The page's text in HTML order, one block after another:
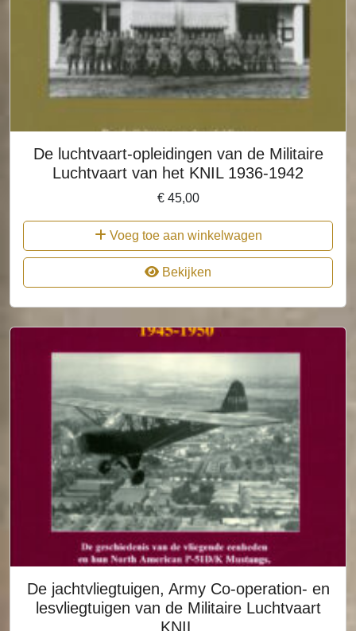
De luchtvaart-opleidingen van de Militaire
Luchtvaart van het KNIL 1936-1942
€45,00
Voeg toe aan winkelwagen
Bekijken
De jachtvliegtuigen, Army Co-operation- en
lesvliegtuigen van de Militaire Luchtvaart
KNIL